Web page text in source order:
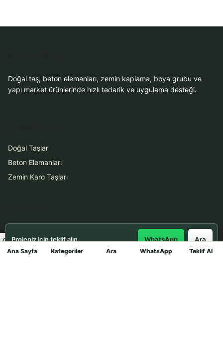
Ana Sayfa Kategoriler Ara WhatsApp Teklif Al
Doğal taş, beton elemanları, zemin kaplama, boya grubu ve
yapı market ürünlerinde hızlı tedarik ve uygulama desteği.
Doğal Taşlar
Beton Elemanları
Zemin Karo Taşları
Boya Badana
Projeniz için teklif alın WhatsApp Ara